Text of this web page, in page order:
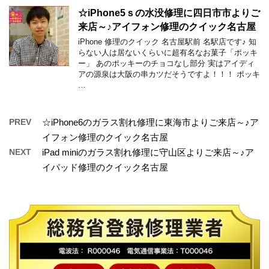
☆iPhone5ｓの水没修理に四日市市よりご
来店～♪アイフォン修理のクイック名古屋
iPhone 修理のクイック 名古屋駅前 名駅店です♪ 知
らない人は居ないくらいに超有名なお菓子「ポッキ
ー」 あのポッキーのチョコなし部分 実はアイディ
アの源泉は大阪の串カツだそうですよ！！！ ポッキ
PREV
☆iPhone6のガラス割れ修理に東海市よりご来店～♪ア
イフォン修理のクイック名古屋
NEXT
iPad miniのガラス割れ修理に守山区よりご来店～♪ア
イパッド修理のクイック名古屋